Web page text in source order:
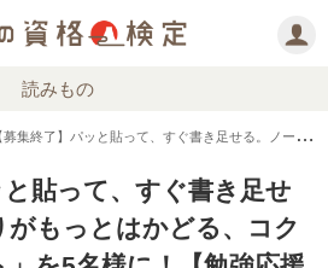
読みもの
募集終了】パッと貼って、すぐ書き足せる。ノートづくりがもっとはかどる、コクヨ「メモ勉セット」を5名様に！【勉強応援プレゼント2026】
と貼って、すぐ書き足せ
がもっとはかどる、コク